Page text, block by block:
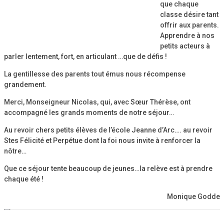
que chaque
classe désire tant
offrir aux parents.
Apprendre à nos
petits acteurs à
parler lentement, fort, en articulant …que de défis !
La gentillesse des parents tout émus nous récompense
grandement.
Merci, Monseigneur Nicolas, qui, avec Sœur Thérèse, ont
accompagné les grands moments de notre séjour…
Au revoir chers petits élèves de l’école Jeanne d’Arc…. au revoir
Stes Félicité et Perpétue dont la foi nous invite à renforcer la
nôtre…
Que ce séjour tente beaucoup de jeunes…la relève est à prendre
chaque été !
Monique Godde